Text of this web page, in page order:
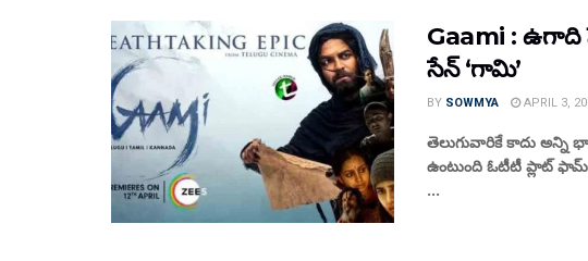
Gaami : ఉగాది
సేన్ ‘గామి’
BY SOWMYA APRIL 3,
తెలుగువారికే కాదు అన్ని
ఉంటుంది ఓటీటీ ప్లాట్ ఫామ్
...